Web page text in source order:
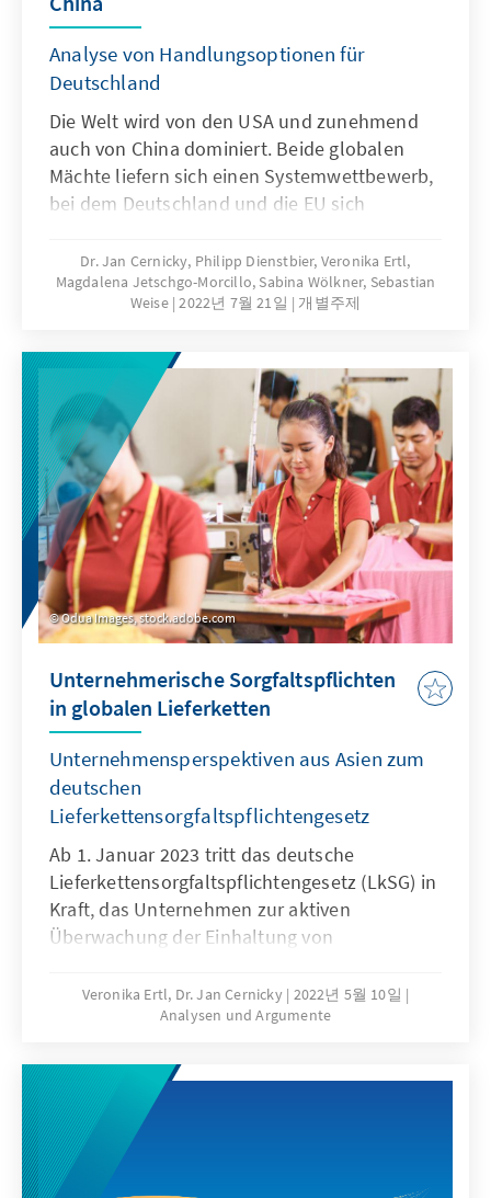
Analyse von Handlungsoptionen für
Deutschland
Die Welt wird von den USA und zunehmend
auch von China dominiert. Beide globalen
Mächte liefern sich einen Systemwettbewerb,
bei dem Deutschland und die EU sich
ins Hintertreffen zu geraten. Welche
Handlungsoptionen hat Deutschland vor
diesem Hintergrund? Unsere Publikationen
Demokratie, Entwicklung, Handel und
Wirtschaft, Klimaschutz, Sicherheit,
Innovation und Technologie sowie
Finanzmärkte.
Dr. Jan Cernicky, Philipp Dienstbier, Veronika Ertl,
Magdalena Jetschgo-Morcillo, Sabina Wölkner, Sebastian
Weise 2022년 7월 21일 개별주제
Odua Images, stock.adobe.com
Unternehmerische Sorgfaltspflichten
in globalen Lieferketten
Unternehmensperspektiven aus Asien zum
deutschen
Lieferkettensorgfaltspflichtengesetz
Ab 1. Januar 2023 tritt das deutsche
Lieferkettensorgfaltspflichtengesetz (LkSG) in
Kraft, das Unternehmen zur aktiven
Überwachung der Einhaltung von
verpflichtet. Eine von der Konrad-Adenauer-
Stiftung in Auftrag gegebene Studie
Gesetz für deutsche Unternehmen verändert,
die in Asien tätig sind. Welche
Herausforderungen sehen sie, wie wurden
menschenrechtliche Sorgfaltspflichten von
Unternehmen bisher umgesetzt?
Veronika Ertl, Dr. Jan Cernicky 2022년 5월 10일
Analysen und Argumente